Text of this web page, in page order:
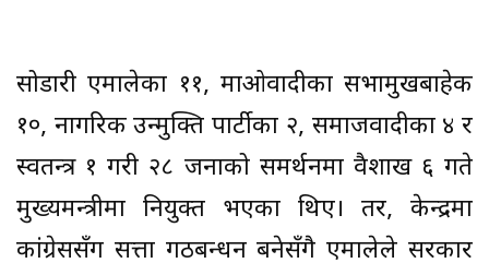
सोडारी एमालेका ११, माओवादीका सभामुखबाहेक
१०, नागरिक उन्मुक्ति पार्टीका २, समाजवादीका ४ र
स्वतन्त्र १ गरी २८ जनाको समर्थनमा वैशाख ६ गते
मुख्यमन्त्रीमा नियुक्त भएका थिए। तर, केन्द्रमा
कांग्रेससँग सत्ता गठबन्धन बनेसँगै एमालेले सरकार